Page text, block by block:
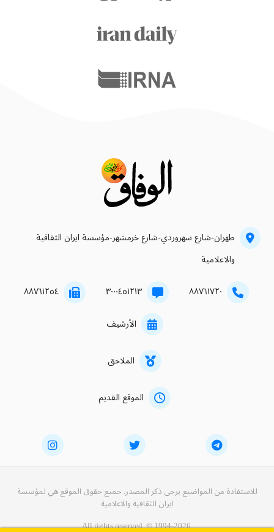
طهران-شارع سهروردي-شارع خرمشهر-مؤسسة ايران الثقافية
والاعلامية
۸۸۷٦۱۷۲۰ ۳۰۰۰٤٥۱۲۱۳ ۸۸۷٦۱۲٥٤
الأرشيف
الملاحق
الموقع القديم
للاستفادة من المواضيع يرجى ذكر المصدر. جميع حقوق الموقع هي لمؤسسة
ايران الثقافية والاعلامية
All rights reserved. © 1994-2026.